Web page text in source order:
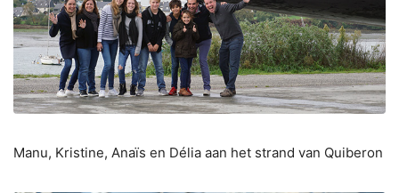
Manu, Kristine, Anaïs en Délia aan het strand van Quiberon